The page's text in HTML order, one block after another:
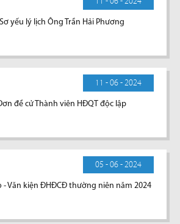
Sơ yếu lý lịch Ông Trần Hải Phương
11 - 06 - 2024
đề cử Thành viên HĐQT độc lập
05 - 06 - 2024
- Văn kiện ĐHĐCĐ thường niên năm 2024